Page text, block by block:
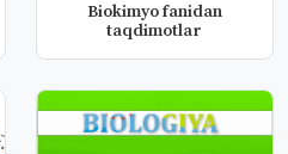
Biokimyo fanidan
taqdimotlar